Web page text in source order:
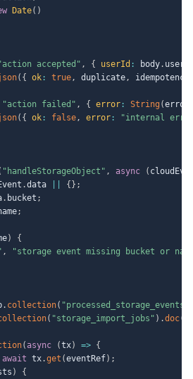
Date( )
accepted" , { userId : body.
( { ok : true, duplicate,
"action failed" , { error : String (error
( { ok : false, error :
"internal
"handleStorageObject" , async (
.data { } ;
. bucket ;
;
)
{
,
"storage event missing bucket or
. collection( "processed_storage_events"
( "storage_import_jobs" ) .doc(
( async (tx) => {
await tx.get (eventRef) ;
)
{